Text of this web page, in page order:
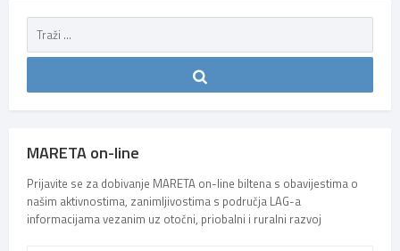
MARETA on-line
Prijavite se za dobivanje MARETA on-line biltena s obavijestima o
našim aktivnostima, zanimljivostima s područja LAG-a
informacijama vezanim uz otočni, priobalni i ruralni razvoj